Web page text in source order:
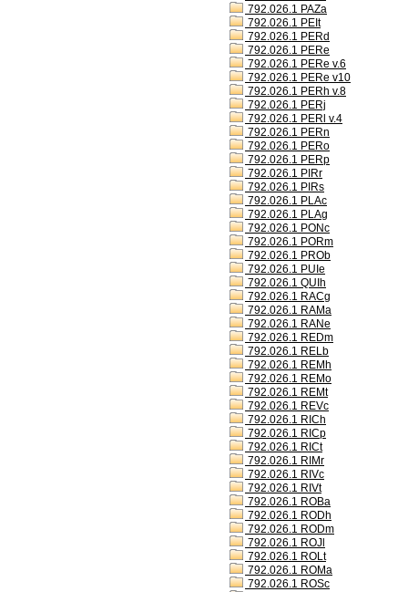
792.026.1 PAZa
792.026.1 PEIt
792.026.1 PERd
792.026.1 PERe
792.026.1 PERe v.6
792.026.1 PERe v10
792.026.1 PERh v.8
792.026.1 PERj
792.026.1 PERl v.4
792.026.1 PERn
792.026.1 PERo
792.026.1 PERp
792.026.1 PIRr
792.026.1 PIRs
792.026.1 PLAc
792.026.1 PLAg
792.026.1 PONc
792.026.1 PORm
792.026.1 PROb
792.026.1 PUIe
792.026.1 QUIh
792.026.1 RACg
792.026.1 RAMa
792.026.1 RANe
792.026.1 REDm
792.026.1 RELb
792.026.1 REMh
792.026.1 REMo
792.026.1 REMt
792.026.1 REVc
792.026.1 RICh
792.026.1 RICp
792.026.1 RICt
792.026.1 RIMr
792.026.1 RIVc
792.026.1 RIVt
792.026.1 ROBa
792.026.1 RODh
792.026.1 RODm
792.026.1 ROJl
792.026.1 ROLt
792.026.1 ROMa
792.026.1 ROSc